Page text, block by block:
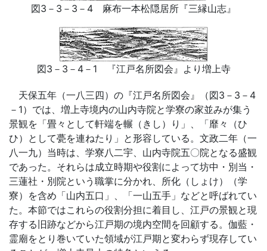
図3－3－3－4 麻布一本松隠居所『三縁山志』
図3－3－4－1 『江戸名所図会』より増上寺
天保五年（一八三四）の『江戸名所図会』（図3－3－4
－1）では、増上寺境内の山内寺院と学寮の家並みが集う
景観を「畳々として軒端を輾（きし）り」、「靡々（ひ
ひ）として甍を連ねたり」と形容している。文政二年（一
八一九）当時は、学寮八二宇、山内寺院五〇院となる盛観
であった。それらは成立時期や役割によって坊中・別当・
三蓮社・別院という職掌に分かれ、所化（しょけ）（学
寮）を含め「山内五口」、「一山五手」などと呼ばれてい
た。本節ではこれらの役割分担に着目し、江戸の景観と現
存する旧跡などから江戸期の境内空間を回顧する。伽藍・
霊廟をとり巻いていた領域が江戸期と変わらず現存してい